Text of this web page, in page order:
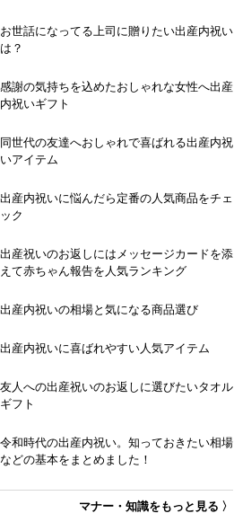
お世話になってる上司に贈りたい出産内祝い
は？
感謝の気持ちを込めたおしゃれな女性へ出産
内祝いギフト
同世代の友達へおしゃれで喜ばれる出産内祝
いアイテム
出産内祝いに悩んだら定番の人気商品をチェ
ック
出産祝いのお返しにはメッセージカードを添
えて赤ちゃん報告を人気ランキング
出産内祝いの相場と気になる商品選び
出産内祝いに喜ばれやすい人気アイテム
友人への出産祝いのお返しに選びたいタオル
ギフト
令和時代の出産内祝い。知っておきたい相場
などの基本をまとめました！
マナー・知識をもっと見る 〉